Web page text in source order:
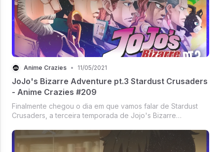
Anime Crazies • 11/05/2021
JoJo's Bizarre Adventure pt.3 Stardust Crusaders
- Anime Crazies #209
Finalmente chegou o dia em que vamos falar de Stardust
Crusaders, a terceira temporada de Jojo's Bizarre
a terceira parte do anime é importante, então fica
confortável e escuta aí!